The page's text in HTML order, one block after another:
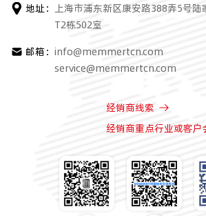
地址：
上海市浦东新区康安路388弄5号
T2栋502室
邮箱： info@memmertcn.com
service@memmertcn.com
经销商线索
经销商重点行业或客户